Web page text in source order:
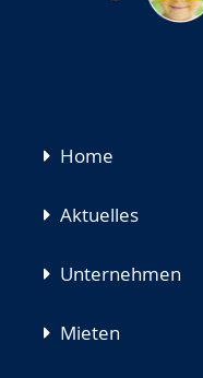
Navigation
Home
Aktuelles
Unternehmen
Mieten